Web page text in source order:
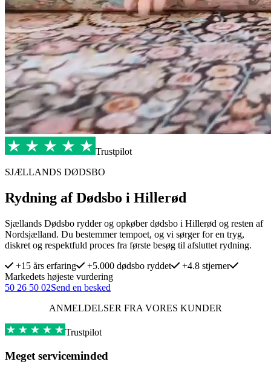
Trustpilot
SJÆLLANDS DØDSBO
Rydning af Dødsbo i Hillerød
Sjællands Dødsbo rydder og opkøber dødsbo i Hillerød og resten af
Nordsjælland. Du bestemmer tempoet, og vi sørger for en tryg,
diskret og respektfuld proces fra første besøg til afsluttet rydning.
+15 års erfaring
+5.000 dødsbo ryddet
+4.8 stjerner
Markedets højeste vurdering
50 26 50 02Send en besked
ANMELDELSER FRA VORES KUNDER
Trustpilot
Meget serviceminded